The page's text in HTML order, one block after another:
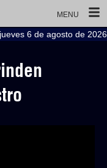
MENU
jueves 6 de agosto de 2026